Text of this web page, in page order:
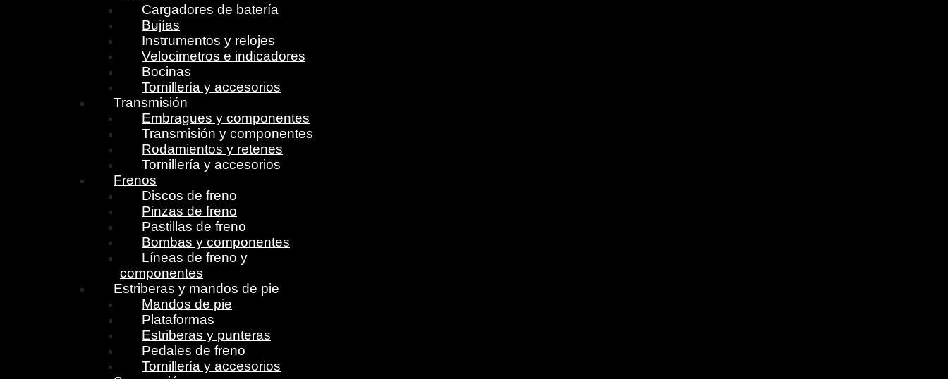
Cargadores de batería
Bujías
Instrumentos y relojes
Velocimetros e indicadores
Bocinas
Tornillería y accesorios
Transmisión
Embragues y componentes
Transmisión y componentes
Rodamientos y retenes
Tornillería y accesorios
Frenos
Discos de freno
Pinzas de freno
Pastillas de freno
Bombas y componentes
Líneas de freno y
componentes
Estriberas y mandos de pie
Mandos de pie
Plataformas
Estriberas y punteras
Pedales de freno
Tornillería y accesorios